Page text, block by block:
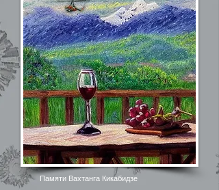
Памяти Вахтанга Кикабидзе